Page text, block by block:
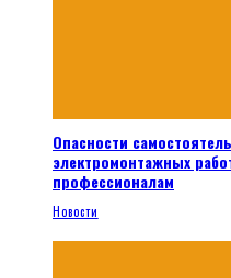
Опасности
электромонтажных
профессионалам
Новости